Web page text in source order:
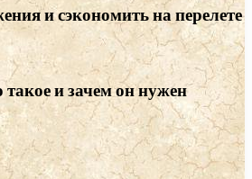
и сэкономить на перелете
и зачем он нужен